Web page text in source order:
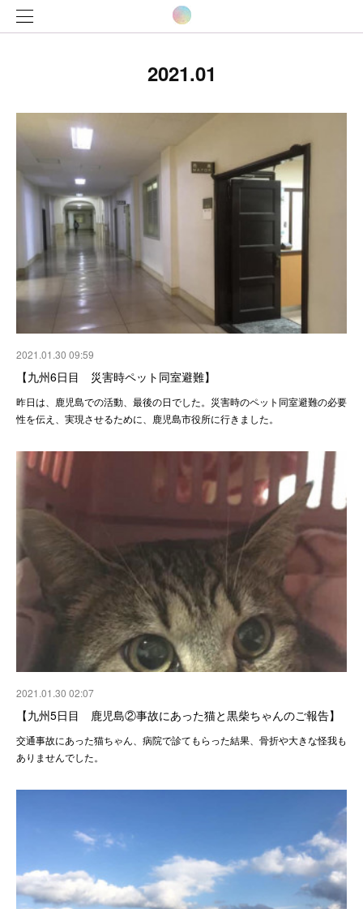
2021.01
2021.01.30 09:59
【九州6日目 災害時ペット同室避難】
昨日は、鹿児島での活動、最後の日でした。災害時のペット同室避難の必要
性を伝え、実現させるために、鹿児島市役所に行きました。
2021.01.30 02:07
【九州5日目 鹿児島②事故にあった猫と黒柴ちゃんのご報告】
交通事故にあった猫ちゃん、病院で診てもらった結果、骨折や大きな怪我も
ありませんでした。